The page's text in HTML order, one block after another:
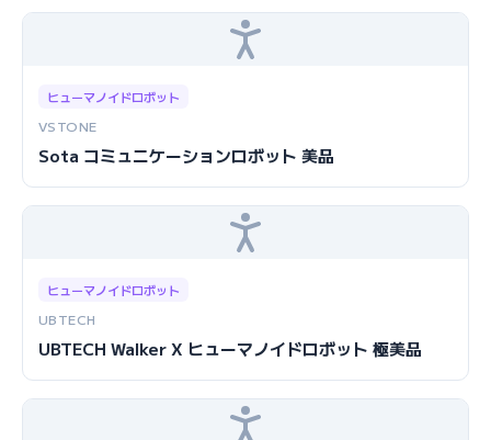
ヒューマノイドロボット
VSTONE
Sota コミュニケーションロボット 美品
ヒューマノイドロボット
UBTECH
UBTECH Walker X ヒューマノイドロボット 極美品